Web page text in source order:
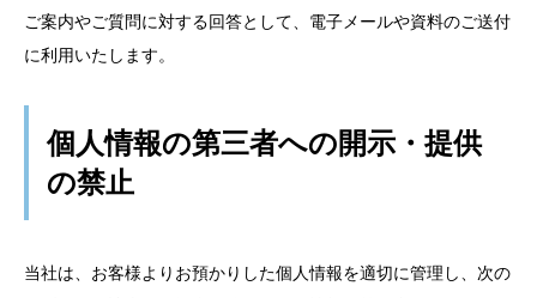
ご案内やご質問に対する回答として、電子メールや資料のご送付
に利用いたします。
個人情報の第三者への開示・提供
の禁止
当社は、お客様よりお預かりした個人情報を適切に管理し、次の